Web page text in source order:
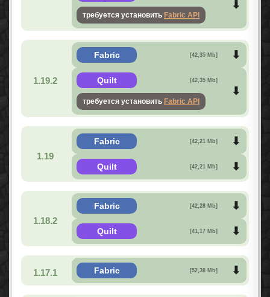
требуется установить Fabric API
1.19.2
Fabric [42,35 Mb]
Quilt [42,35 Mb]
требуется установить Fabric API
1.19
Fabric [42,21 Mb]
Quilt [42,21 Mb]
1.18.2
Fabric [42,28 Mb]
Quilt [41,17 Mb]
1.17.1 Fabric [52,38 Mb]